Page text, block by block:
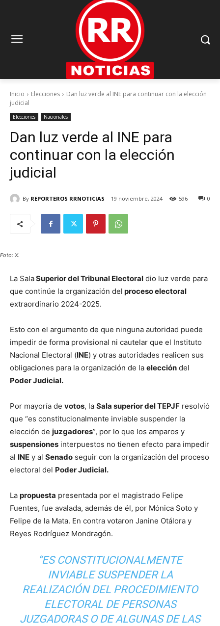
Inicio Elecciones
Dan luz verde al INE para continuar con la elección
judicial
Elecciones Nacionales
Dan luz verde al INE para
continuar con la elección
judicial
By REPORTEROS RRNOTICIAS 19 noviembre, 2024 0
596
Foto: X.
La SalaSuperior del Tribunal Electoral dio luz verde para
que continúe la organización del proceso electoral
extraordinario 2024-2025.
Esto con el argumento de que ninguna autoridad puede
impedir de forma provisional ni cautelar que el Instituto
Nacional Electoral (INE) y otras autoridades realicen sus
obligaciones para la organización de la elección del
Poder Judicial.
Por mayoría de votos, la Sala superior del TEPJF resolvió
que “es constitucionalmente inviable suspender la
elección de juzgadores”, por lo que los amparos y
suspensiones interpuestos no tienen efecto para impedir
al INE y al Senado seguir con la organización del proceso
electoral del Poder Judicial.
La propuesta presentada por el magistrado Felipe
Fuentes, fue avalada, además de él, por Mónica Soto y
Felipe de la Mata. En contra votaron Janine Otálora y
Reyes Rodríguez Mondragón.
“ES CONSTITUCIONALMENTE
INVIABLE SUSPENDER LA
REALIZACIÓN DEL PROCEDIMIENTO
ELECTORAL DE PERSONAS
JUZGADORAS O DE ALGUNAS DE LAS